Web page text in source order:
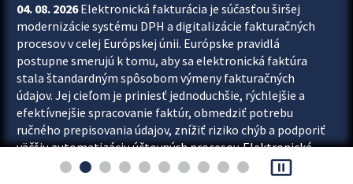
04. 08. 2026Elektronická fakturácia je súčasťou širšej
modernizácie systému DPH a digitalizácie fakturačných
procesov v celej Európskej únii. Európske pravidlá
postupne smerujú k tomu, aby sa elektronická faktúra
stala štandardným spôsobom výmeny fakturačných
údajov. Jej cieľom je priniesť jednoduchšie, rýchlejšie a
efektívnejšie spracovanie faktúr, obmedziť potrebu
ručného prepisovania údajov, znížiť riziko chýb a podporiť
väčšiu automatizáciu účtovných procesov. Elektronická
fakturácia preto nepredstavuje...
pause_presentation